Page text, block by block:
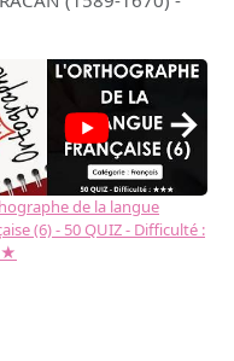
de la langue
(6) - 50 QUIZ - Difficulté :
→